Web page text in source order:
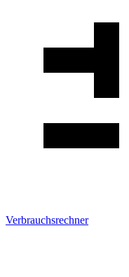
Verbrauchsrechner